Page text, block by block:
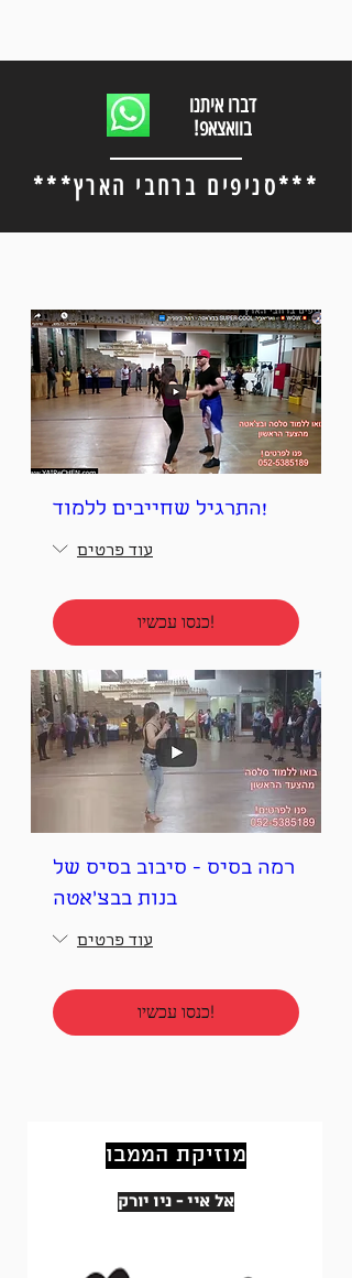
דברו איתנו
!בוואצאפ
***סניפים ברחבי הארץ***
!התרגיל שחייבים ללמוד
עוד פרטים
!כנסו עכשיו
רמה בסיס - סיבוב בסיס של
בנות בבצ'אטה
עוד פרטים
!כנסו עכשיו
אל איי - ניו יורק
מוזיקת הממבו